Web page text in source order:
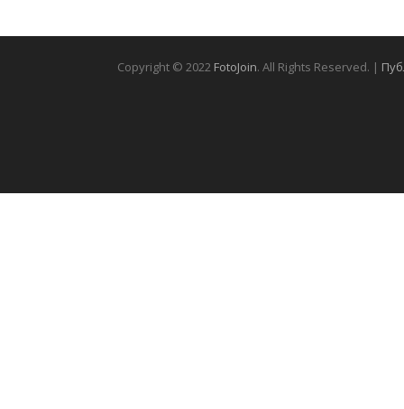
Copyright © 2022 FotoJoin. All Rights Reserved. |